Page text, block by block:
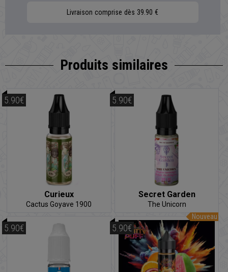
Livraison comprise dès 39.90 €
Produits similaires
Curieux
Cactus Goyave 1900
5.90€
Secret Garden
The Unicorn
5.90€
5.90€
Nouveau
5.90€